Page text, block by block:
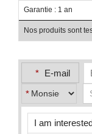
Garantie : 1 an
Nos produits sont
* E-mail
*